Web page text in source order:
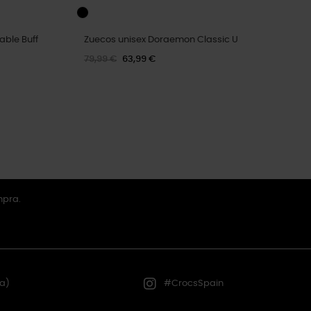
Buff Zuecos unisex Doraemon Classic U
79,99 € 63,99 €
#CrocsSpain